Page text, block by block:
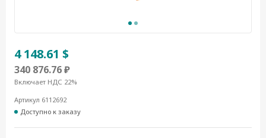
4 148.61 $
340 876.76 ₽
Включает НДС 22%
Артикул 6112692
Доступно к заказу